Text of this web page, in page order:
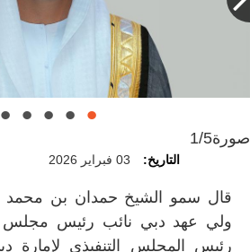
صورة1/5
التاريخ: 03 فبراير 2026
قال سمو الشيخ حمدان بن محمد
ولي عهد دبي نائب رئيس مجلس
رئيس المجلس التنفيذي لإمارة